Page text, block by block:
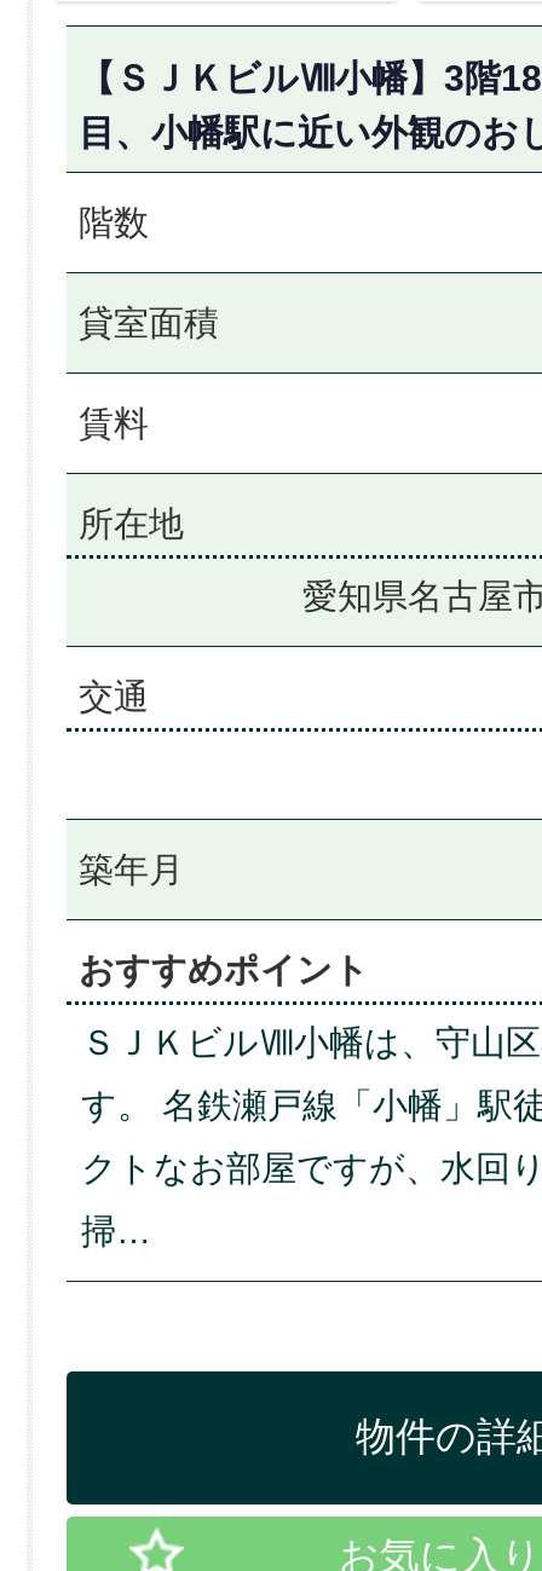
【ＳＪＫビルⅧ小幡】3階
目、小幡駅に近い外観のお
階数
貸室面積
賃料
所在地
愛知県名古屋
交通
築年月
おすすめポイント
ＳＪＫビルⅧ小幡は、守山
す。 名鉄瀬戸線「小幡」駅
クトなお部屋ですが、水回
掃…
物件の詳
お気に入